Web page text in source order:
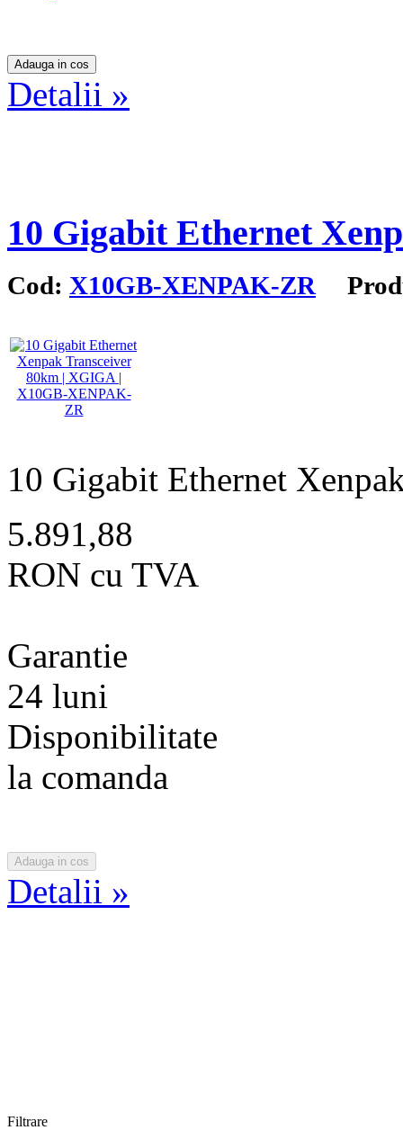
Detalii »
10 Gigabit Ethernet
Cod: X10GB-XENPAK-ZR
10 Gigabit Ethernet
5.891,88
RON cu TVA
Garantie
24 luni
Disponibilitate
la comanda
Detalii »
Filtrare